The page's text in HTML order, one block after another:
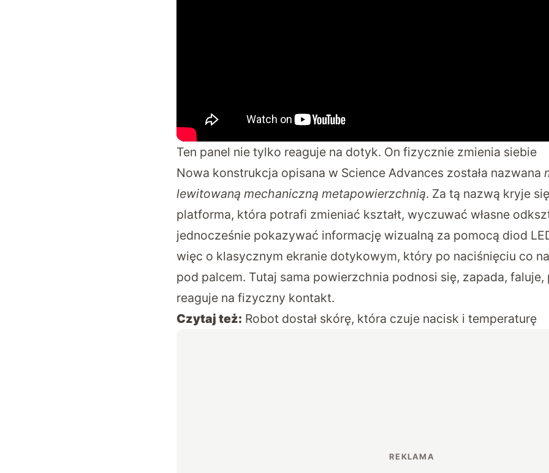
Ten panel nie tylko reaguje na dotyk. On fizycznie zmienia siebie
Nowa konstrukcja opisana w Science Advances została nazwana
lewitowaną mechaniczną metapowierzchnią. Za tą nazwą kryje
platforma, która potrafi zmieniać kształt, wyczuwać własne
jednocześnie pokazywać informację wizualną za pomocą diod
więc o klasycznym ekranie dotykowym, który po naciśnięciu co
pod palcem. Tutaj sama powierzchnia podnosi się, zapada,
reaguje na fizyczny kontakt.
Czytaj też: Robot dostał skórę, która czuje nacisk i temperaturę